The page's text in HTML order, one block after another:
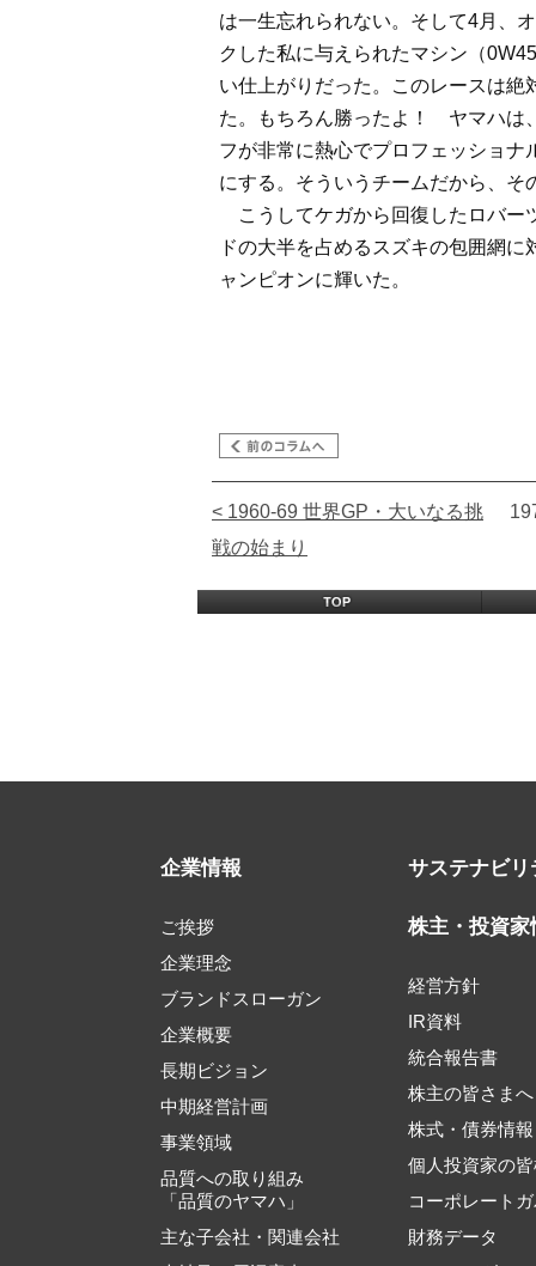
は一生忘れられない。そして4月、
クした私に与えられたマシン（
い仕上がりだった。このレースは絶
た。もちろん勝ったよ！ ヤマハは
フが非常に熱心でプロフェッショ
にする。そういうチームだから、
こうしてケガから回復したロバー
ドの大半を占めるスズキの包囲網
ャンピオンに輝いた。
< 1960-69 世界GP・大いなる挑
戦の始まり
企業情報
ご挨拶
企業理念
ブランドスローガン
企業概要
長期ビジョン
中期経営計画
事業領域
品質への取り組み
「品質のヤマハ」
主な子会社・関連会社
サステナビリ
株主・投資家
経営方針
IR資料
統合報告書
株主の皆さまへ
株式・債券情報
個人投資家の
コーポレート
財務データ